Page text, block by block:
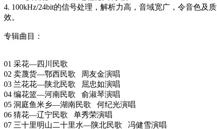
4. 100kHz/24bit的信号处理，解析力高，音域宽广，令音色
效。
专辑曲目：
01 采花—四川民歌
02 卖蔑货—鄂西民歌 周友金演唱
03 兰花花—陕北民歌 屈忠如演唱
04 编花篮—河南民歌 俞淑琴演唱
05 洞庭鱼米乡—湖南民歌 何纪光演唱
06 猜花—辽宁民歌 单秀荣演唱
07 三十里明山二十里水—陕北民歌 冯健雪演唱